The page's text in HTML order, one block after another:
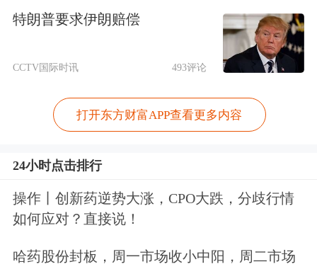
热闹的心态感到悲哀
王石8月7日在微博表示，“这个事我注
断链惹的麻烦。“现在企业家，尤其是
困难这是正常的现象。在这种情况下不
得已，一些员工采取这样的措施是不可
取的，但是可以理解这种举动。”
特朗普要求伊朗赔偿
CCTV国际时讯 493评论
打开东方财富APP查看更多内容
24小时点击排行
操作丨创新药逆势大涨，CPO大跌，分歧行情
如何应对？直接说！
哈药股份封板，周一市场收小中阳，周二市场